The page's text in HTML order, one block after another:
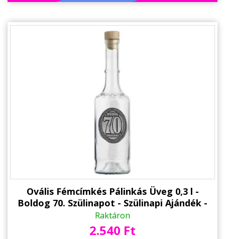
Ovális Fémcímkés Pálinkás Üveg 0,3 l -
Boldog 70. Szülinapot - Szülinapi Ajándék -
Ajándék 70. Születésnapra
Raktáron
2.540 Ft